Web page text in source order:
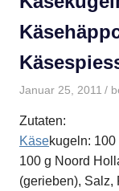
Januar 25, 2011
Zutaten:
Käsekugeln:
100 g Noord
(gerieben), Salz,